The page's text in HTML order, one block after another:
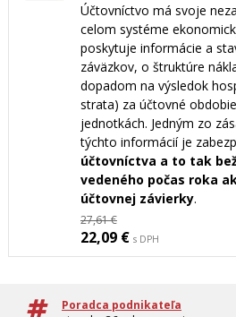
Účtovníctvo má svoje
celom systéme
poskytuje informácie a
záväzkov, o štruktúre
dopadom na výsledok
strata) za účtovné
jednotkách. Jedným zo
týchto informácií je
účtovníctva a to tak
vedeného počas roka
účtovnej závierky.
27,61 €
22,09 € s DPH
Poradca podnikateľa